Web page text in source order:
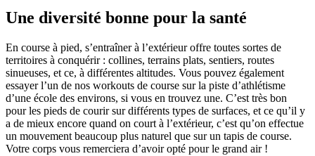
Une diversité bonne pour la santé
En course à pied, s’entraîner à l’extérieur offre toutes sortes de
territoires à conquérir : collines, terrains plats, sentiers, routes
sinueuses, et ce, à différentes altitudes. Vous pouvez également
essayer l’un de nos workouts de course sur la piste d’athlétisme
d’une école des environs, si vous en trouvez une. C’est très bon
pour les pieds de courir sur différents types de surfaces, et ce qu’il y
a de mieux encore quand on court à l’extérieur, c’est qu’on effectue
un mouvement beaucoup plus naturel que sur un tapis de course.
Votre corps vous remerciera d’avoir opté pour le grand air !